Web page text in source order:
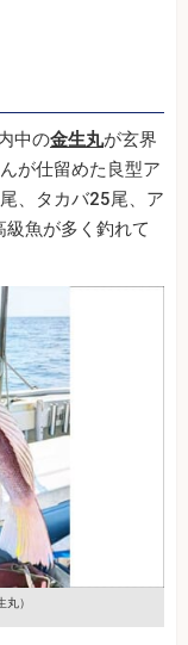
中の金生丸が玄界
が仕留めた良型ア
、タカバ25尾、ア
魚が多く釣れて
丸）